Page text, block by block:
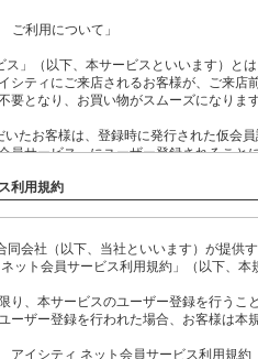
ご利用について」
ス」（以下、本サービスといいます）と
シティにご来店されるお客様が、ご来
要となり、お買い物がスムーズになります
たお客様は、登録時に発行された仮会
サービス」にユーザー登録されるこ
後3ヶ月以内にアイシティにご来店な
本情報も削除されます。
ただいた個人情報につきまして、当社の
利用規約
同会社（以下、当社といいます）が提
ット会員サービス利用規約」（以下、
り、本サービスのユーザー登録を行うこ
ーザー登録を行われた場合、お客様は本
会員サービス利用規約